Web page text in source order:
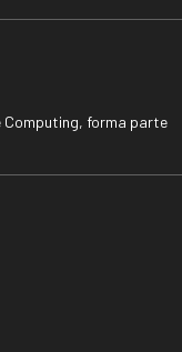
Computing, forma parte